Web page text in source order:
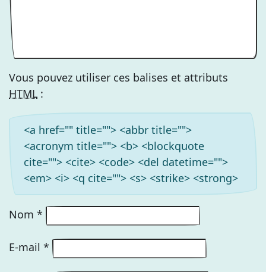
Vous pouvez utiliser ces balises et attributs
HTML :
<a href="" title=""> <abbr title="">
<acronym title=""> <b> <blockquote
cite=""> <cite> <code> <del datetime="">
<em> <i> <q cite=""> <s> <strike> <strong>
Nom *
E-mail *